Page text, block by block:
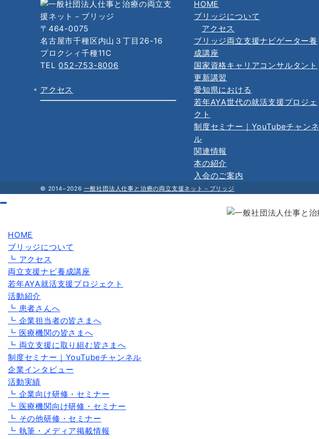
〒464-0075
名古屋市千種区内山３丁目26-16
プロクシィ千種11C
TEL 052-753-8006
アクセス
HOME
ブリッジについて
アクセス
ブリッジ両立支援ナビゲーター養
成講座
国家資格キャリアコンサルタント
更新講習
愛知県における
若年AYA世代の就活支援プロジェ
クト
制度セミナー｜YouTubeチャンネ
ル
関連情報
本の紹介
入会のご案内
© 2014−2026 一般社団法人仕事と治療の両立支援ネット－ブリッジ
HOME
ブリッジについて
┗ アクセス
両立支援ナビ養成講座
若年AYA就活支援プロジェクト
活動紹介
┗ 患者さんへ
┗ 企業担当者の皆さまへ
┗ 医療機関の皆さまへ
┗ 両立支援に取り組む皆さまへ
制度セミナー｜YouTubeチャンネル
企業インタビュー
活動実績
┗ 企業向け研修・セミナー
┗ 医療機関向け研修・セミナー
┗ その他研修・セミナー
┗ 執筆・メディア掲載情報